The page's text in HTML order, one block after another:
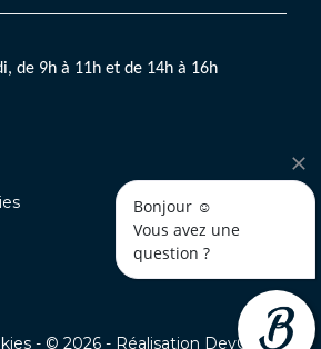
de 9h à 11h et de 14h à 16h
- © 2026 - Réalisation DevOnly
Bonjour ☺️
Vous avez une
question ?